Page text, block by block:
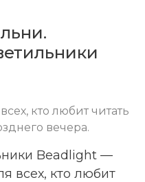
кто любит читать
вечера.
Beadlight —
всех, кто любит